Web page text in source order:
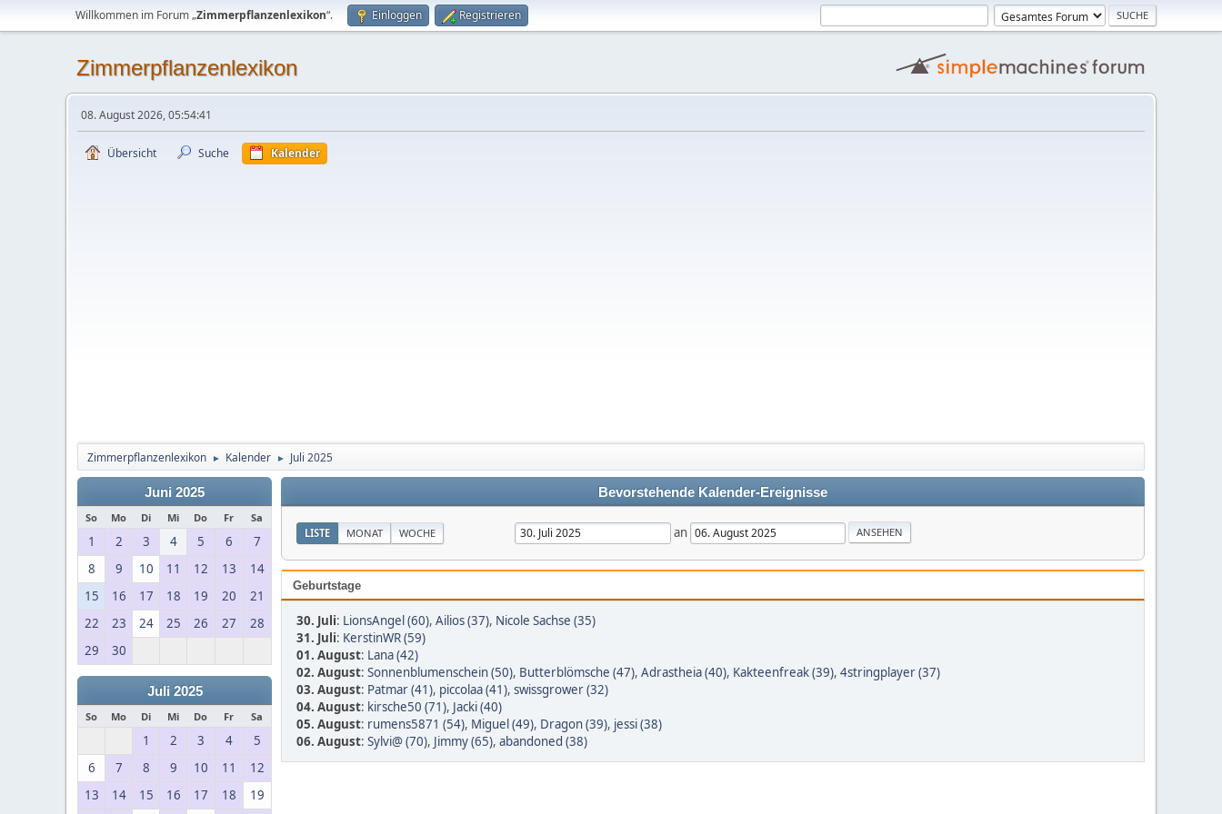
Willkommen im Forum „Zimmerpflanzenlexikon“. Einloggen Registrieren
Zimmerpflanzenlexikon
08. August 2026, 05:54:41
Übersicht Suche Kalender
Zimmerpflanzenlexikon ► Kalender ► Juli 2025
Juni 2025
So Mo Di Mi Do Fr Sa
1 2 3 4 5 6
7
8
9 10 11 12 13
14
15
16 17 18 19 20
21
22
23 24 25 26 27
28
29
30
Juli 2025
So Mo Di Mi Do Fr Sa
1 2 3 4
5
6
7 8 9 10 11
12
13
14 15 16 17 18 19
Bevorstehende Kalender-Ereignisse
LISTE MONAT WOCHE an
Geburtstage
30. Juli: LionsAngel (60), Ailios (37), Nicole Sachse (35)
31. Juli: KerstinWR (59)
01. August: Lana (42)
02. August: Sonnenblumenschein (50), Butterblömsche (47), Adrastheia (40), Kakteenfreak (39), 4stringplayer (37)
03. August: Patmar (41), piccolaa (41), swissgrower (32)
04. August: kirsche50 (71), Jacki (40)
05. August: rumens5871 (54), Miguel (49), Dragon (39), jessi (38)
06. August: Sylvi@ (70), Jimmy (65), abandoned (38)